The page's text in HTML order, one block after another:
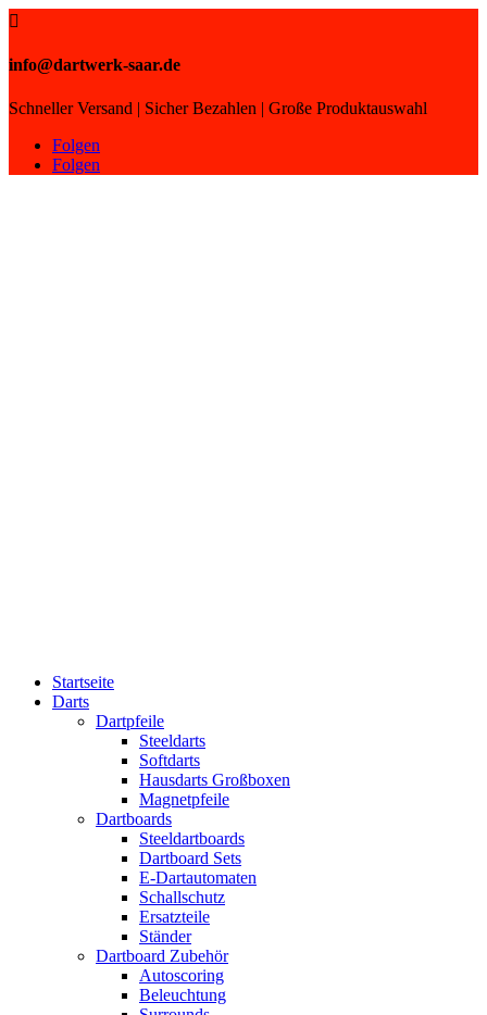

info@dartwerk-saar.de
Schneller Versand | Sicher Bezahlen | Große Produktauswahl
Folgen
Folgen
Startseite
Darts
Dartpfeile
Steeldarts
Softdarts
Hausdarts Großboxen
Magnetpfeile
Dartboards
Steeldartboards
Dartboard Sets
E-Dartautomaten
Schallschutz
Ersatzteile
Ständer
Dartboard Zubehör
Autoscoring
Beleuchtung